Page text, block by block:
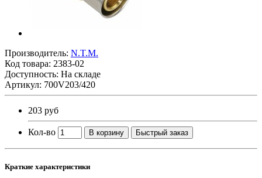
Производитель: N.T.M.
Код товара: 2383-02
Доступность: На складе
Артикул: 700V203/420
203 руб
Кол-во В корзину Быстрый заказ
Краткие характеристики